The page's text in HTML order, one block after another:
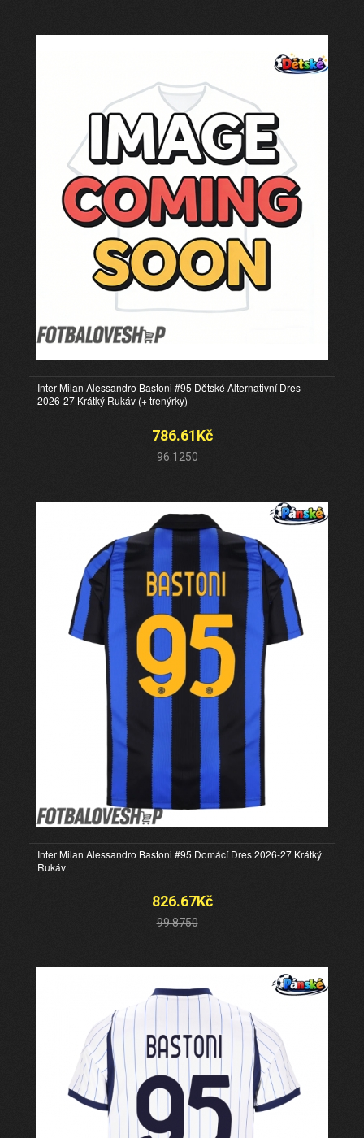
Inter Milan Alessandro Bastoni #95 Dětské Alternativní Dres
2026-27 Krátký Rukáv (+ trenýrky)
786.61Kč
96.1250
Inter Milan Alessandro Bastoni #95 Domácí Dres 2026-27 Krátký
Rukáv
826.67Kč
99.8750